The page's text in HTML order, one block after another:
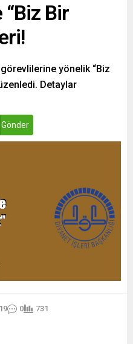
“Biz Bir
yönelik “Biz
Detaylar
Gönder
0 731